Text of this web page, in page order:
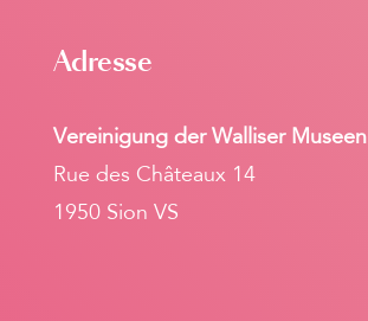
Adresse
Vereinigung der Walliser Museen
Rue des Châteaux 14
1950 Sion VS